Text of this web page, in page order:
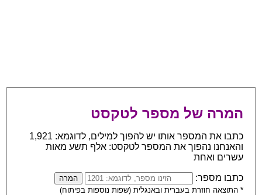
המרה של מספר לטקסט
כתבו את המספר אותו יש להפוך למילים, לדוגמא: 1,921
והאנחנו נהפוך את המספר לטקסט: אלף תשע מאות
עשרים ואחת
כתבו מספר:
* התוצאה חוזרת בעברית ובאנגלית (שפות נוספות בפיתוח)